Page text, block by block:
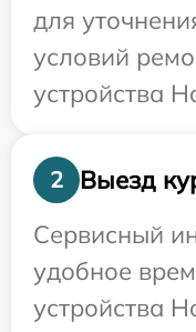
для
условий
устройства
2
Выезд
Сервисный
удобное
устройства